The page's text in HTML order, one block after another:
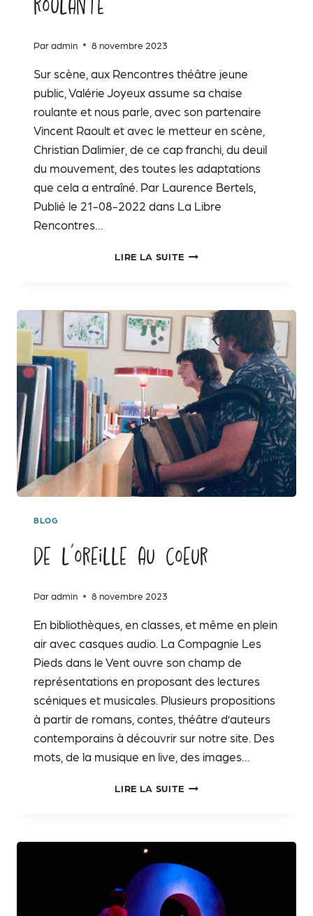
Paradmin 8 novembre 2023
Sur scène, aux Rencontres théâtre jeune
public, Valérie Joyeux assume sa chaise
roulante et nous parle, avec son partenaire
Vincent Raoult et avec le metteur en scène,
Christian Dalimier, de ce cap franchi, du deuil
du mouvement, des toutes les adaptations
que cela a entraîné. Par Laurence Bertels,
Publié le 21-08-2022 dans La Libre
Rencontres…
LIRE LA SUITESUR
ROULANTE
BLOG
De l’oreille au coeur
Paradmin 8 novembre 2023
En bibliothèques, en classes, et même en plein
air avec casques audio. La Compagnie Les
Pieds dans le Vent ouvre son champ de
représentations en proposant des lectures
scéniques et musicales. Plusieurs propositions
à partir de romans, contes, théâtre d’auteurs
contemporains à découvrir sur notre site. Des
mots, de la musique en live, des images…
LIRE LA SUITEDE